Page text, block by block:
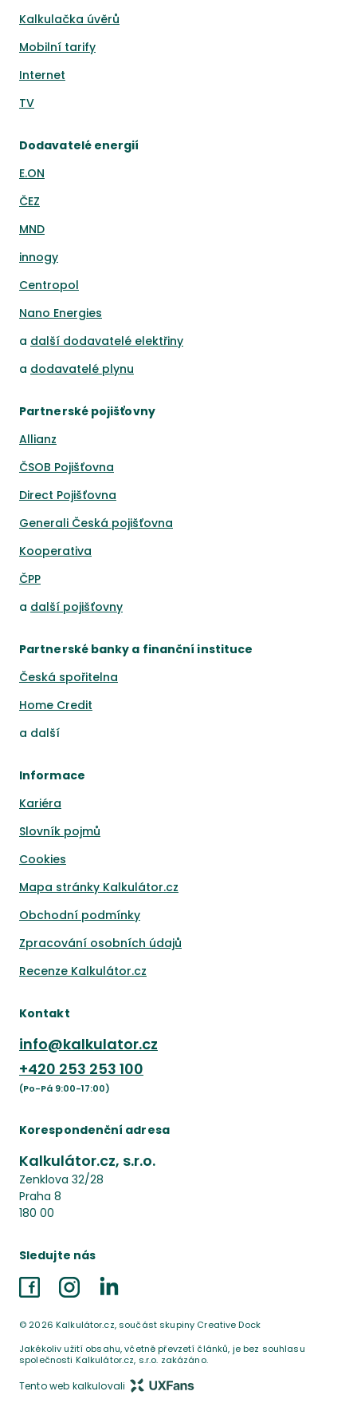
Kalkulačka úvěrů
Mobilní tarify
Internet
TV
Dodavatelé energií
E.ON
ČEZ
MND
innogy
Centropol
Nano Energies
a další dodavatelé elektřiny
a dodavatelé plynu
Partnerské pojišťovny
Allianz
ČSOB Pojišťovna
Direct Pojišťovna
Generali Česká pojišťovna
Kooperativa
ČPP
a další pojišťovny
Partnerské banky a finanční instituce
Česká spořitelna
Home Credit
a další
Informace
Kariéra
Slovník pojmů
Cookies
Mapa stránky Kalkulátor.cz
Obchodní podmínky
Zpracování osobních údajů
Recenze Kalkulátor.cz
Kontakt
info@kalkulator.cz
+420 253 253 100
(Po-Pá 9:00-17:00)
Korespondenční adresa
Kalkulátor.cz, s.r.o.
Zenklova 32/28
Praha 8
180 00
Sledujte nás
FacebookInstagramLinkedIn
© 2026 Kalkulátor.cz, součást skupiny Creative Dock
Jakékoliv užití obsahu, včetně převzetí článků, je bez souhlasu
společnosti Kalkulátor.cz, s.r.o. zakázáno.
Tento web kalkulovali